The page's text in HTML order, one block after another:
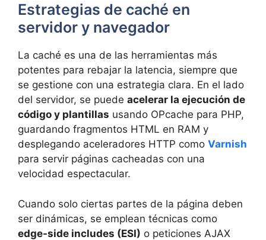
Estrategias de caché en
servidor y navegador
La caché es una de las herramientas más
potentes para rebajar la latencia, siempre que
se gestione con una estrategia clara. En el lado
del servidor, se puede acelerar la ejecución de
código y plantillas usando OPcache para PHP,
guardando fragmentos HTML en RAM y
desplegando aceleradores HTTP como Varnish
para servir páginas cacheadas con una
velocidad espectacular.
Cuando solo ciertas partes de la página deben
ser dinámicas, se emplean técnicas como
edge-side includes (ESI) o peticiones AJAX